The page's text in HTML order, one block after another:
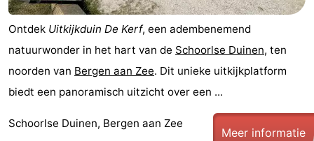
Ontdek Uitkijkduin De Kerf, een adembenemend
natuurwonder in het hart van de Schoorlse Duinen, ten
noorden van Bergen aan Zee. Dit unieke uitkijkplatform
biedt een panoramisch uitzicht over een ...
Schoorlse Duinen, Bergen aan Zee
Meer informatie